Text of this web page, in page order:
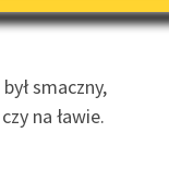
do słuchania dla
i uczniów z
smaczny,
na ławie.